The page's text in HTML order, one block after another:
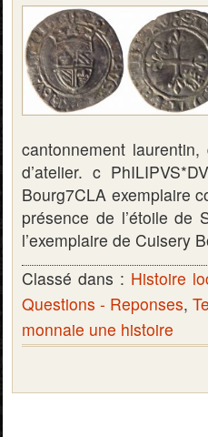
cantonnement
d’atelier. c
Bourg7CLA exemplaire
présence de l’étoile de
l’exemplaire de
Classé dans : Histoire
Questions - Reponses,
monnaie une histoire